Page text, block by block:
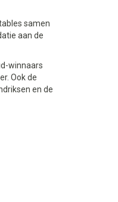
samen
aan de
winnaars
Ook de
en de